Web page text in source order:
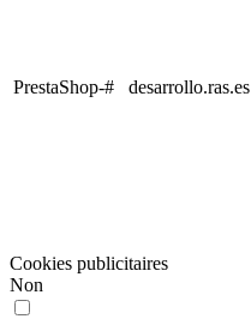
PrestaShop-# desarrollo.ras.es
Cookies publicitaires
Non